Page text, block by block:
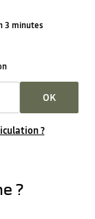
3 minutes
OK
?
?